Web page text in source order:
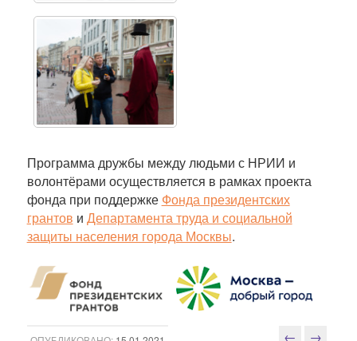
Программа дружбы между людьми с НРИИ и
волонтёрами осуществляется в рамках проекта
фонда при поддержке Фонда президентских
грантов и Департамента труда и социальной
защиты населения города Москвы.
← →